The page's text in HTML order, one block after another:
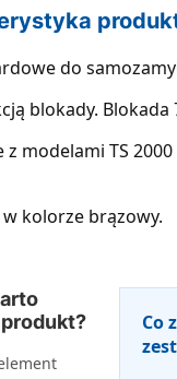
do
blokady. Blokada
modelami TS 2000
kolorze brązowy.
Co